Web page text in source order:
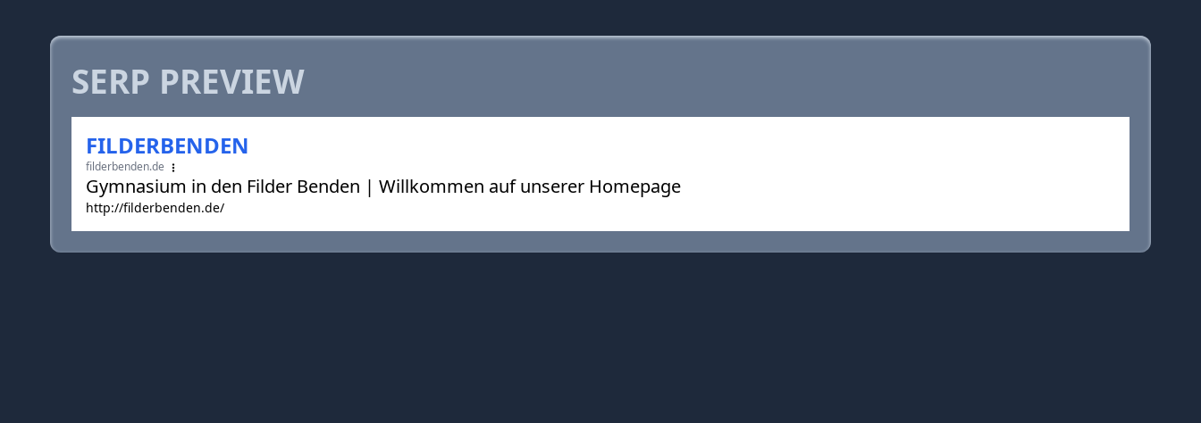
SERP PREVIEW
FILDERBENDEN
filderbenden.de
Gymnasium in den Filder Benden | Willkommen auf unserer Homepage
http://filderbenden.de/